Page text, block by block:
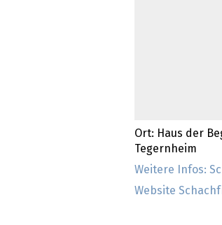
Ort: Haus der
Tegernheim
Weitere Infos:
Website